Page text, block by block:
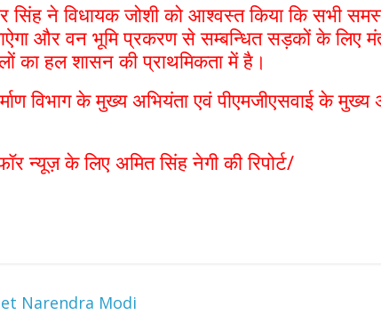
सिंह ने विधायक जोशी को आश्वस्त किया कि सभी
और वन भूमि प्रकरण से सम्बन्धित सड़कों के लिए
का हल शासन की प्राथमिकता में है।
विभाग के मुख्य अभियंता एवं पीएमजीएसवाई के मुख्य
न्यूज़ के लिए अमित सिंह नेगी की रिपोर्ट/
Narendra Modi